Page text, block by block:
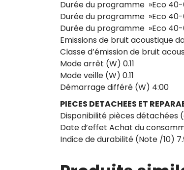
Durée du programme »Eco
Durée du programme »Eco
Durée du programme »Eco
Emissions de bruit acoustique
Classe d’émission de bruit
Mode arrêt (W) 0.11
Mode veille (W) 0.11
Démarrage différé (W) 4:00
PIECES DETACHEES ET
Disponibilité pièces détachées
Date d’effet Achat du
Indice de durabilité (Note /10)